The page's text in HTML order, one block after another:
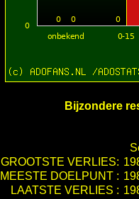
Bijzondere
GROOTSTE VERLIES:
MEESTE DOELPUNT :
LAATSTE VERLIES :